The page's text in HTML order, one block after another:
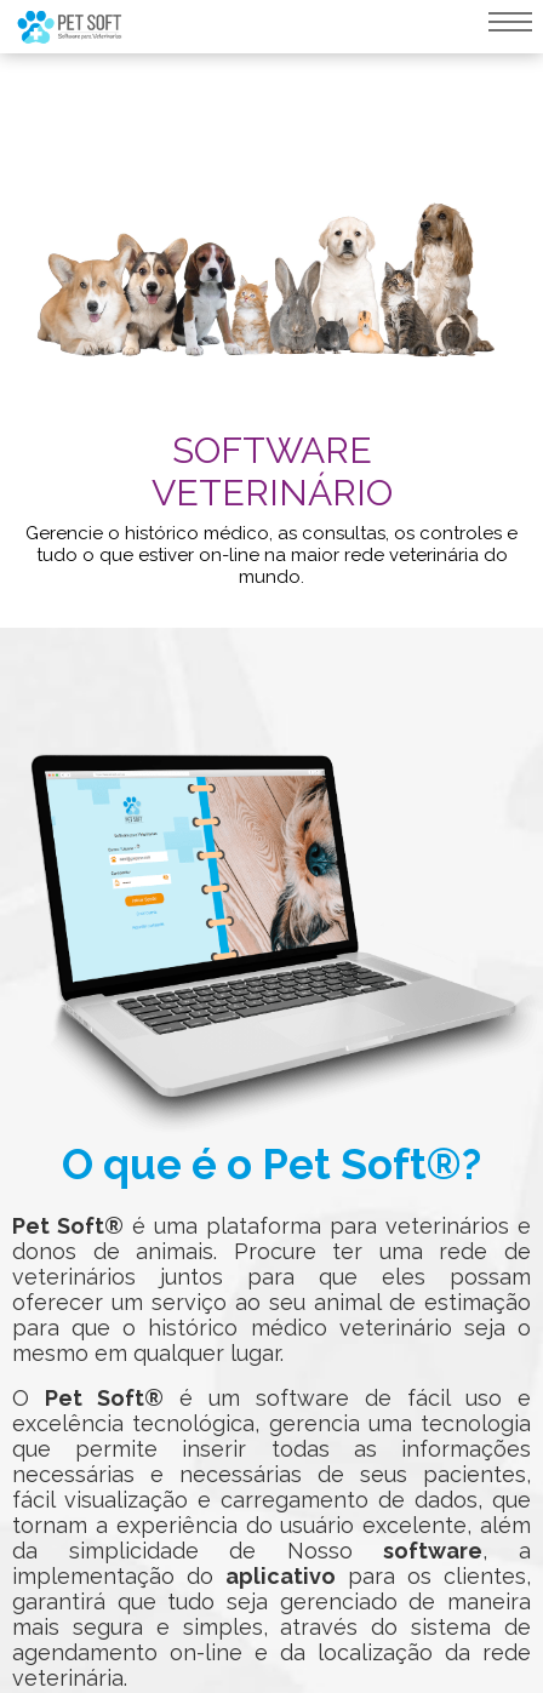
query failed, Table 'nwproject5_petsoft.preload_images' doesn't exist::SQL
Query: /*qc=on*/ select * from preload_images where pagina=70
SOFTWARE
VETERINÁRIO
Gerencie o histórico médico, as consultas, os controles e
tudo o que estiver on-line na maior rede veterinária do
mundo.
O que é o Pet Soft®?
Pet Soft® é uma plataforma para veterinários e
donos de animais. Procure ter uma rede de
veterinários juntos para que eles possam
oferecer um serviço ao seu animal de estimação
para que o histórico médico veterinário seja o
mesmo em qualquer lugar.
O Pet Soft® é um software de fácil uso e
excelência tecnológica, gerencia uma tecnologia
que permite inserir todas as informações
necessárias e necessárias de seus pacientes,
fácil visualização e carregamento de dados, que
tornam a experiência do usuário excelente, além
da simplicidade de Nossosoftware, a
implementação do aplicativo para os clientes,
garantirá que tudo seja gerenciado de maneira
mais segura e simples, através do sistema de
agendamento on-line e da localização da rede
veterinária.